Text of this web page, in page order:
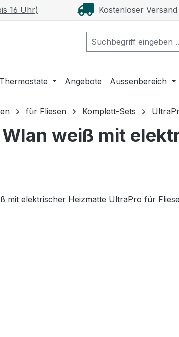
16 Uhr) Kostenloser
Thermostate Angebote Aussenbereich
für Fliesen Komplett-Sets
weiß mit